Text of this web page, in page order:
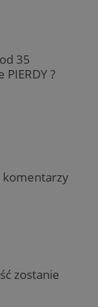
35
?
komentarzy
zostanie